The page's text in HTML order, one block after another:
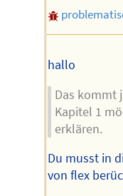
hallo
Das kommt
Kapitel 1
erklären.
Du musst in
von flex